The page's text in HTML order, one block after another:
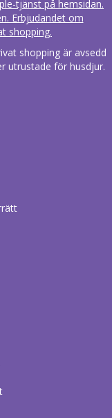
tjänst på hemsidan.
Erbjudandet om
shopping.
shopping är avsedd
utrustade för husdjur.